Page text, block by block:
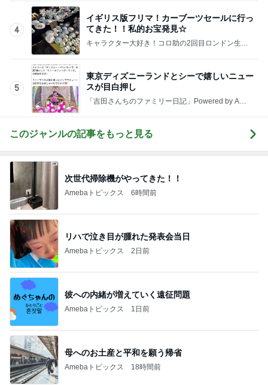
4
イギリス版フリマ！カーブーツセールに行っ
てきた！！私的お宝発見☆
キャラクター大好き！コロ助の2回目ロンドン生活
5
東京ディズニーランドとシーで嬉しいニュー
スが目白押し
「吉田さんちのファミリー日記」Powered by Ame
このジャンルの記事をもっと見る
次世代掃除機がやってきた！！
Amebaトピックス 6時間前
リハで泣き目が腫れた発表会当日
Amebaトピックス 2日前
彼への内緒が増えていく遠征問題
Amebaトピックス 1日前
母へのお土産と平和を願う帰省
Amebaトピックス 18時間前